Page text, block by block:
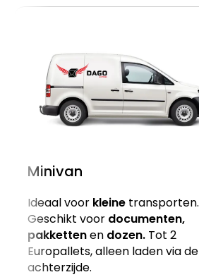
Minivan
Ideaal voor kleine transporten.
Geschikt voor documenten,
pakkettenen dozen. Tot 2
Europallets, alleen laden via de
achterzijde.